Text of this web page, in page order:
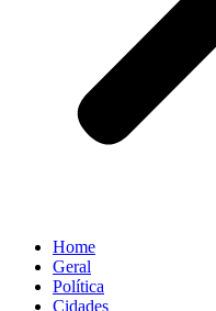
Home
Geral
Política
Cidades